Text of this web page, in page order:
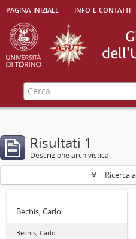
pagina iniziale info e contatti
Risultati 1
Descrizione archivistica
Ricerca
Bechis, Carlo
Bechis, Carlo